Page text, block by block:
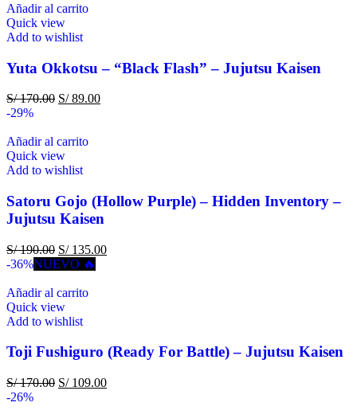
Añadir al carrito
Quick view
Add to wishlist
Yuta Okkotsu – “Black Flash” – Jujutsu Kaisen
S/170.00 S/89.00
-29%
Añadir al carrito
Quick view
Add to wishlist
Satoru Gojo (Hollow Purple) – Hidden Inventory –
Jujutsu Kaisen
S/190.00 S/135.00
-36%NUEVO 🔥
Añadir al carrito
Quick view
Add to wishlist
Toji Fushiguro (Ready For Battle) – Jujutsu Kaisen
S/170.00 S/109.00
-26%